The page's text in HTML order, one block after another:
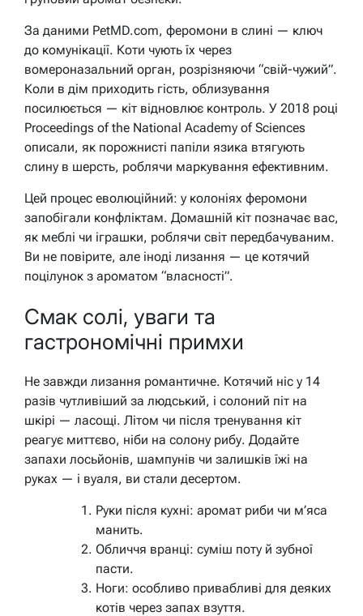
За даними PetMD.com, феромони в слині — ключ
до комунікації. Коти чують їх через
вомероназальний орган, розрізняючи “свій-чужий”.
Коли в дім приходить гість, облизування
посилюється — кіт відновлює контроль. У 2018 році
Proceedings of the National Academy of Sciences
описали, як порожнисті папіли язика втягують
слину в шерсть, роблячи маркування ефективним.
Цей процес еволюційний: у колоніях феромони
запобігали конфліктам. Домашній кіт позначає вас,
як меблі чи іграшки, роблячи світ передбачуваним.
Ви не повірите, але іноді лизання — це котячий
поцілунок з ароматом “власності”.
Смак солі, уваги та
гастрономічні примхи
Не завжди лизання романтичне. Котячий ніс у 14
разів чутливіший за людський, і солоний піт на
шкірі — ласощі. Літом чи після тренування кіт
реагує миттєво, ніби на солону рибу. Додайте
запахи лосьйонів, шампунів чи залишків їжі на
руках — і вуаля, ви стали десертом.
Руки після кухні: аромат риби чи м’яса
манить.
Обличчя вранці: суміш поту й зубної
пасти.
Ноги: особливо привабливі для деяких
котів через запах взуття.